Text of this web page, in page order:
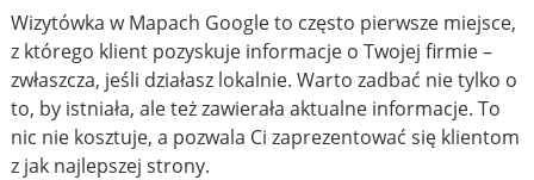
Wizytówka w Mapach Google to często pierwsze miejsce,
z którego klient pozyskuje informacje o Twojej firmie –
zwłaszcza, jeśli działasz lokalnie. Warto zadbać nie tylko o
to, by istniała, ale też zawierała aktualne informacje. To
nic nie kosztuje, a pozwala Ci zaprezentować się klientom
z jak najlepszej strony.